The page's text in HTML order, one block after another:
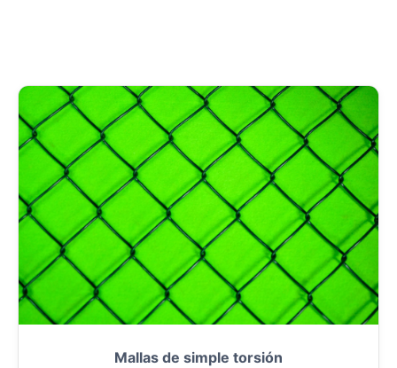
Mallas de simple torsión